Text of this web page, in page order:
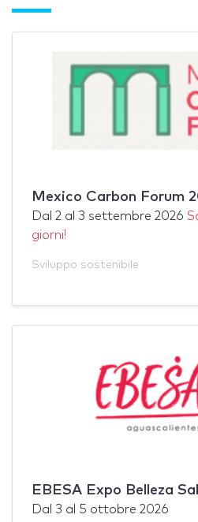
Mexico Carbon Forum
Dal 2 al 3 settembre 2026
giorni!
Sviluppo sostenibile
EBESA Expo Belleza
Dal 3 al 5 ottobre 2026